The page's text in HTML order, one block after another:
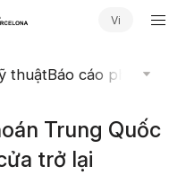
Vi
thuậtBáo cáo phân tích
Trung Quốc
trở lại